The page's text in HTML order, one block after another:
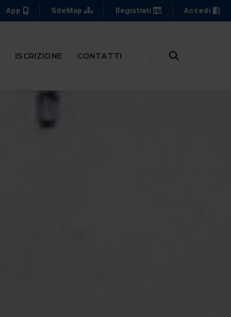
App SiteMap Registrati Accedi
ISCRIZIONE CONTATTI